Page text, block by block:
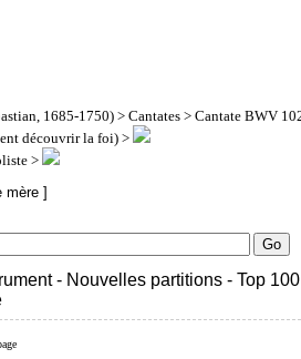
1685-1750)> Cantates > Cantate BWV
découvrir la foi) >
>
mère ]
- Nouvelles partitions - Top 100